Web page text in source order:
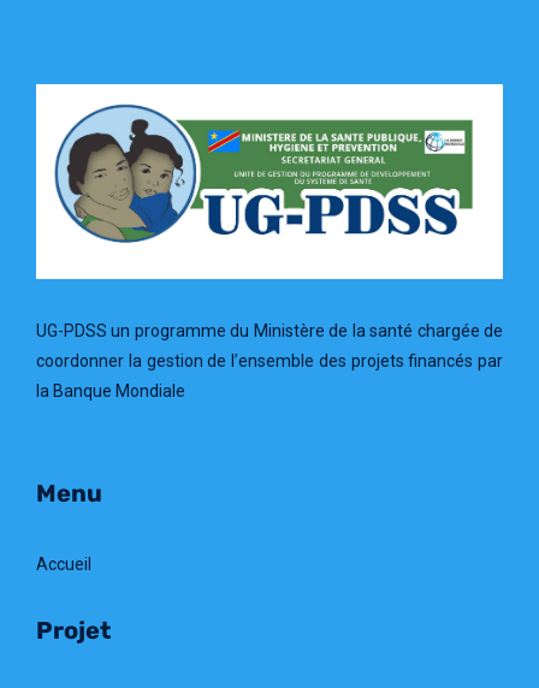
UG-PDSS un programme du Ministère de la santé chargée de
coordonner la gestion de l’ensemble des projets financés par
la Banque Mondiale
Menu
Accueil
Projet